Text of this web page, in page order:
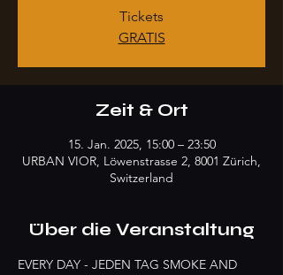
Tickets
GRATIS
Zeit & Ort
15. Jan. 2025, 15:00 – 23:50
URBAN VIOR, Löwenstrasse 2, 8001 Zürich,
Switzerland
Über die Veranstaltung
EVERY DAY - JEDEN TAG SMOKE AND